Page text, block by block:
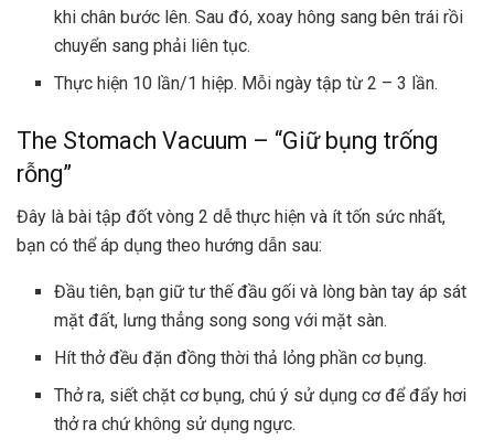
khi chân bước lên. Sau đó, xoay hông sang bên trái rồi
chuyển sang phải liên tục.
Thực hiện 10 lần/1 hiệp. Mỗi ngày tập từ 2 – 3 lần.
The Stomach Vacuum – “Giữ bụng trống
rỗng”
Đây là bài tập đốt vòng 2 dễ thực hiện và ít tốn sức nhất,
bạn có thể áp dụng theo hướng dẫn sau:
Đầu tiên, bạn giữ tư thế đầu gối và lòng bàn tay áp sát
mặt đất, lưng thẳng song song với mặt sàn.
Hít thở đều đặn đồng thời thả lỏng phần cơ bụng.
Thở ra, siết chặt cơ bụng, chú ý sử dụng cơ để đẩy hơi
thở ra chứ không sử dụng ngực.